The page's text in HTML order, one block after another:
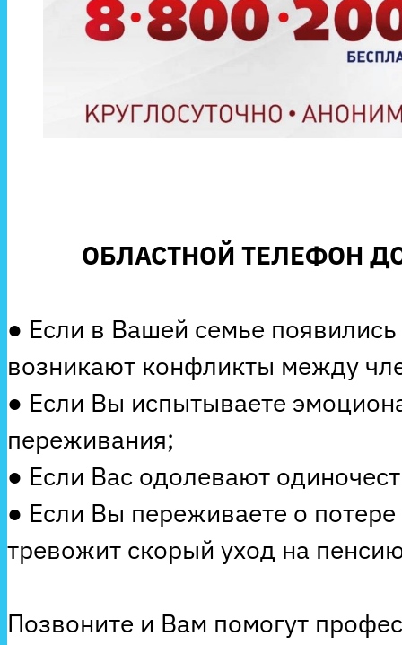
ОБЛАСТНОЙ ТЕЛЕФОН
● Если в Вашей семье
возникают конфликты между
● Если Вы испытываете
переживания;
● Если Вас одолевают
● Если Вы переживаете о
тревожит скорый уход на
Позвоните и Вам помогут